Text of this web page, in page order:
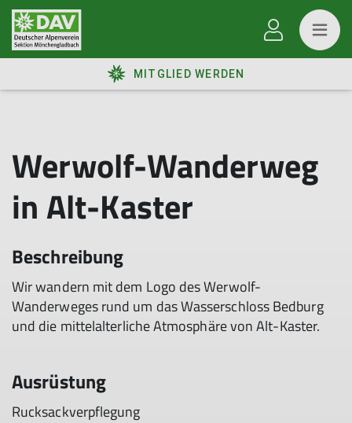
MITGLIED WERDEN
Werwolf-Wanderweg
in Alt-Kaster
Beschreibung
Wir wandern mit dem Logo des Werwolf-
Wanderweges rund um das Wasserschloss Bedburg
und die mittelalterliche Atmosphäre von Alt-Kaster.
Ausrüstung
Rucksackverpflegung